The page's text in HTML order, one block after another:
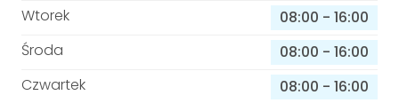
Wtorek
08:00 - 16:00
Środa
08:00 - 16:00
Czwartek
08:00 - 16:00